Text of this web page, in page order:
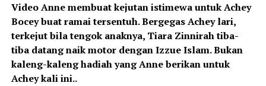
Video Anne membuat kejutan istimewa untuk Achey
Bocey buat ramai tersentuh. Bergegas Achey lari,
terkejut bila tengok anaknya, Tiara Zinnirah tiba-
tiba datang naik motor dengan Izzue Islam. Bukan
kaleng-kaleng hadiah yang Anne berikan untuk
Achey kali ini..